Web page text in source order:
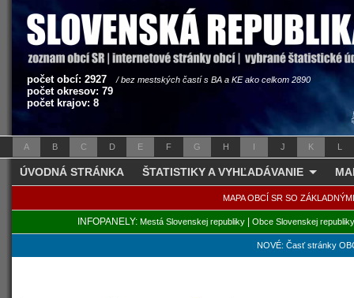
počet obcí: 2927 / bez mestských častí s BA a KE ako celkom 2890
počet okresov: 79
počet krajov: 8
A B C D E F G H I J K L
ÚVODNÁ STRÁNKA ŠTATISTIKY A VYHĽADÁVANIE
MAPA OBCÍ SR SO
INFOPANELY: Mestá Slovenskej republiky| Obce Slovenskej republiky
NOVÉ: Časť stránky